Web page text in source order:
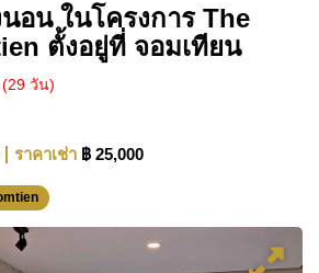
อน ในโครงการ The
ตั้งอยู่ที่ จอมเทียน
(29 วัน)
ราคาเช่า ฿ 25,000